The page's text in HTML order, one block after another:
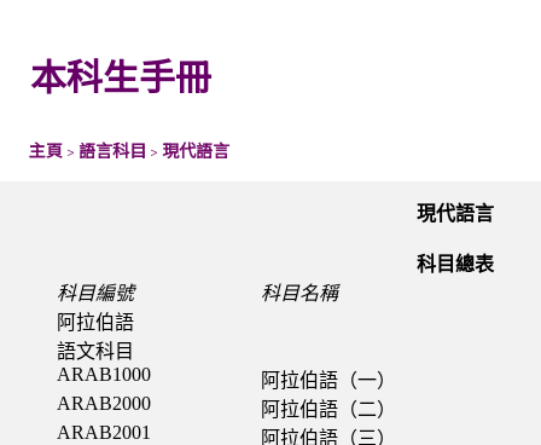
本科生手冊
主頁 > 語言科目 > 現代語言